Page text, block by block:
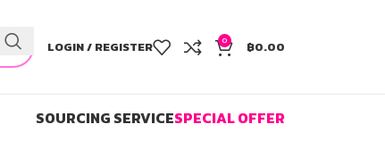
LOGIN / REGISTER 0 ฿0.00
SOURCING SERVICESPECIAL OFFER